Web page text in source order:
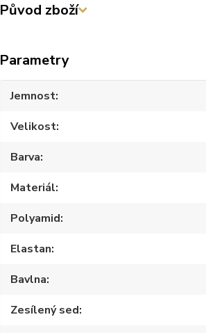
Původ zboží
Parametry
Jemnost
Velikost
Barva
Materiál
Polyamid
Elastan
Bavlna
Zesílený sed